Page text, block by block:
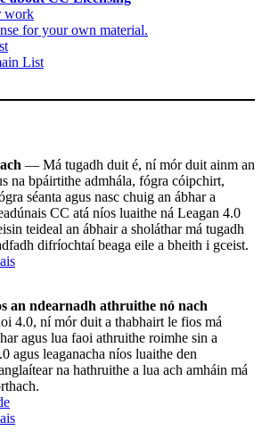
work
for your own material.
List
— Má tugadh duit é, ní mór duit ainm an
na bpáirtithe admhála, fógra cóipchirt,
séanta agus nasc chuig an ábhar a
CC atá níos luaithe ná Leagan 4.0
teideal an ábhair a sholáthar má tugadh
difríochtaí beaga eile a bheith i gceist.
an ndearnadh athruithe nó nach
4.0, ní mór duit a thabhairt le fios má
agus lua faoi athruithe roimhe sin a
agus leaganacha níos luaithe den
na hathruithe a lua ach amháin má